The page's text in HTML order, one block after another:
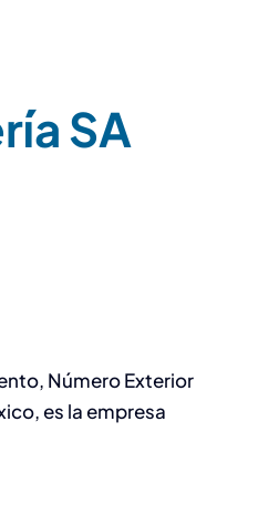
SA
Número Exterior
es la empresa